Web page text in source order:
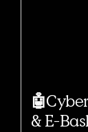
& E-